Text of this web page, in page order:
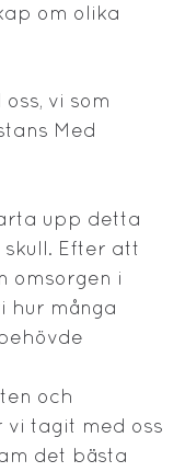
om olika
vi som
Med
upp detta
Efter att
omsorgen i
hur många
och
vi tagit med oss
det bästa